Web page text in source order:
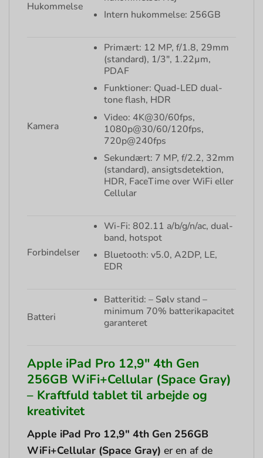
Hukommelse
Intern hukommelse: 256GB
Kamera
Primært: 12 MP, f/1.8, 29mm
(standard), 1/3″, 1.22µm,
PDAF
Funktioner: Quad-LED dual-
tone flash, HDR
Video: 4K@30/60fps,
1080p@30/60/120fps,
720p@240fps
Sekundært: 7 MP, f/2.2, 32mm
(standard), ansigtsdetektion,
HDR, FaceTime over WiFi eller
Cellular
Forbindelser
Wi-Fi: 802.11 a/b/g/n/ac, dual-
band, hotspot
Bluetooth: v5.0, A2DP, LE,
EDR
Batteri
Batteritid: – Sølv stand –
minimum 70% batterikapacitet
garanteret
Apple iPad Pro 12,9″ 4th Gen
256GB WiFi+Cellular (Space Gray)
– Kraftfuld tablet til arbejde og
kreativitet
Apple iPad Pro 12,9″ 4th Gen 256GB
WiFi+Cellular (Space Gray) er en af de